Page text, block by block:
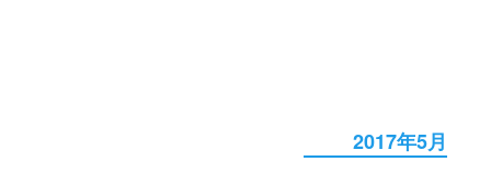
2017年5月